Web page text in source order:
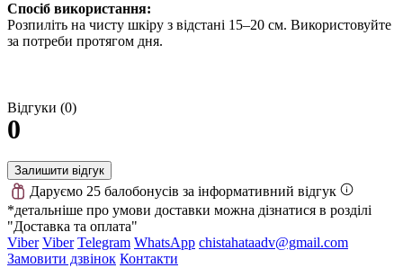
Спосіб використання:
Розпиліть на чисту шкіру з відстані 15–20 см. Використовуйте
за потреби протягом дня.
Відгуки (0)
0
Залишити відгук
Даруємо 25 балобонусів за інформативний відгук
*детальніше про умови доставки можна дізнатися в розділі
"Доставка та оплата"
Viber Viber Telegram WhatsApp chistahataadv@gmail.com
Замовити дзвінок Контакти